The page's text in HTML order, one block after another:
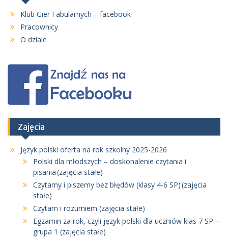
Klub Gier Fabularnych – facebook
Pracownicy
O dziale
Zajęcia
Język polski oferta na rok szkolny 2025-2026
Polski dla młodszych – doskonalenie czytania i
pisania (zajęcia stałe)
Czytamy i piszemy bez błędów (klasy 4-6 SP) (zajęcia
stałe)
Czytam i rozumiem (zajęcia stałe)
Egzamin za rok, czyli język polski dla uczniów klas 7 SP –
grupa 1 (zajęcia stałe)